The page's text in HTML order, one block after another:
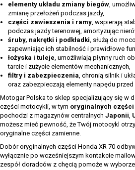
elementy układu zmiany biegów,
zmianę przełożeń podczas jazdy,
części zawieszenia i ramy, wspierają
podczas jazdy terenowej, amortyzując
śruby, nakrętki i podkładki, służą do
zapewniając ich stabilność i prawidłowe
łożyska i tuleje, umożliwiają płynny ruch
tarcie i zużycie elementów mechanicznych,
filtry i zabezpieczenia, chronią silnik i
oraz zabezpieczają elementy napędu
Motogar Polska to sklep specjalizujący się w
części motocykli, w tym oryginalnych części
pochodzi z magazynów centralnych Japonii,
możesz mieć pewność, że Twój motocykl
oryginalne części zamienne.
Dobór oryginalnych części Honda XR 70
wyłącznie po wcześniejszym kontakcie
zespół doradców z chęcią pomoże w